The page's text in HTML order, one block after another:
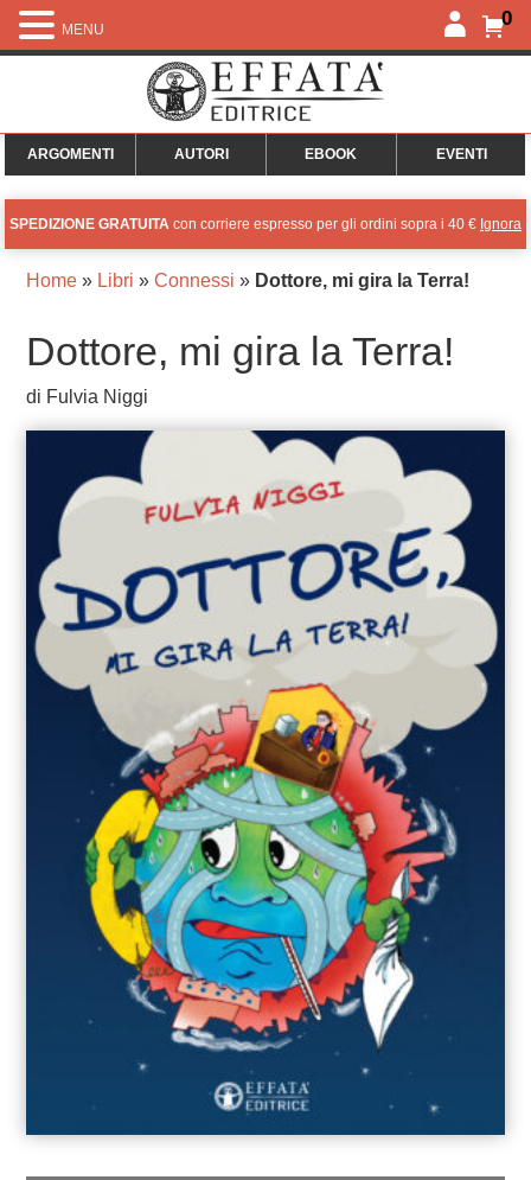
0
ARGOMENTI AUTORI EBOOK EVENTI
SPEDIZIONE GRATUITA con corriere espresso per gli ordini sopra i 40 € Ignora
Home» Libri » Connessi » Dottore, mi gira la Terra!
Dottore, mi gira la Terra!
di Fulvia Niggi
MENU